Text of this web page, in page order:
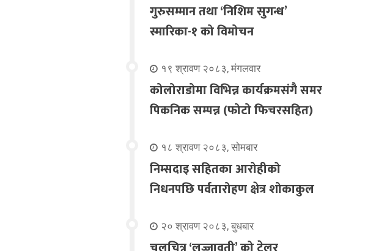
गुरुसम्मान तथा ‘निशिम सुगन्ध’
स्मारिका-१ को विमोचन
१९ श्रावण २०८३, मंगलवार
कोलोराडोमा विभिन्न कार्यक्रमसंगै समर
पिकनिक सम्पन्न (फोटो फिचरसहित)
१८ श्रावण २०८३, सोमबार
निम्सदाइ सहितका आरोहीको
निधनपछि पर्वतारोहण क्षेत्र शोकाकुल
२० श्रावण २०८३, बुधबार